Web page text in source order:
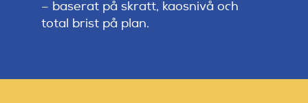
Artiklar
– baserat på skratt, kaosnivå och
total brist på plan.